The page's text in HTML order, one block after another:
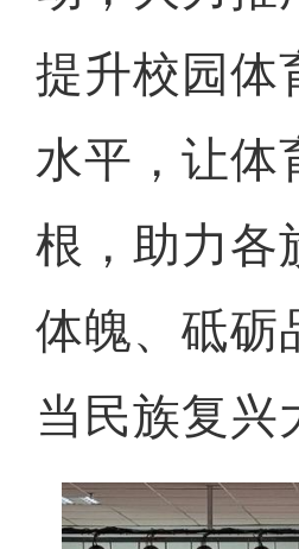
提升校园体
水平，让体
根，助力各
体魄、砥砺
当民族复兴